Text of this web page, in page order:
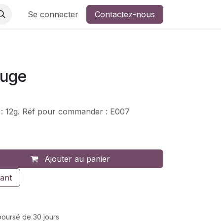
de broderie
Se connecter Contactez-nous
12g. Réf pour commander : E007
Ajouter au panier
de 30 jours